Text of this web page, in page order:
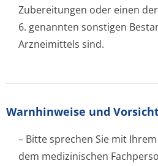
Zubereitungen oder einen
6. genannten sonstigen
Arzneimittels sind.
Warnhinweise und
– Bitte sprechen Sie mit
dem medizinischen